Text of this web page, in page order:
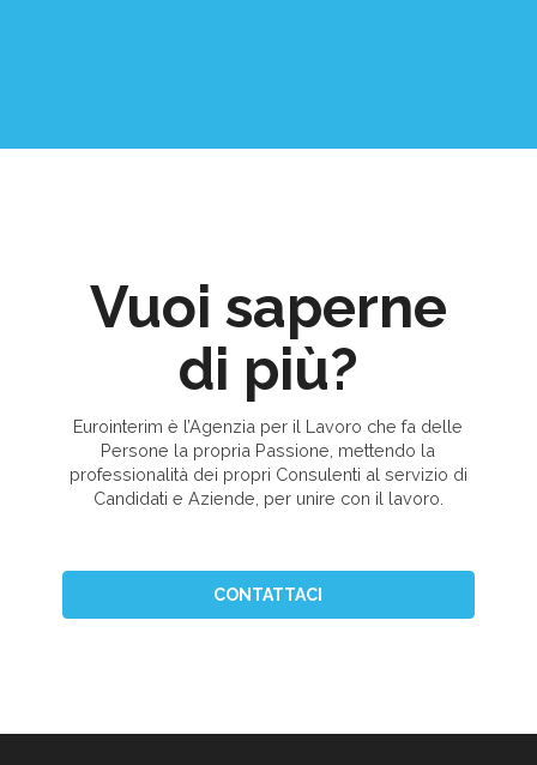
Vuoi saperne
di più?
Eurointerim è l’Agenzia per il Lavoro che fa delle
Persone la propria Passione, mettendo la
professionalità dei propri Consulenti al servizio di
Candidati e Aziende, per unire con il lavoro.
CONTATTACI